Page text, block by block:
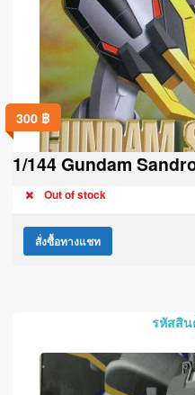
300 ฿
1/144 Gundam
Out of stock
สั่งซื้อทางแชท
รหัสสิน